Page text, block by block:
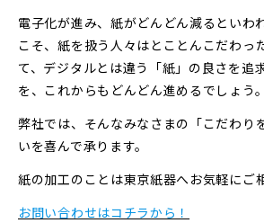
電子化が進み、紙がどんどん減るといわ
こそ、紙を扱う人々はとことんこだわっ
て、デジタルとは違う「紙」の良さを追
を、これからもどんどん進めるでしょう。
弊社では、そんなみなさまの「こだわり
いを喜んで承ります。
紙の加工のことは東京紙器へお気軽にご
お問い合わせはコチラから！